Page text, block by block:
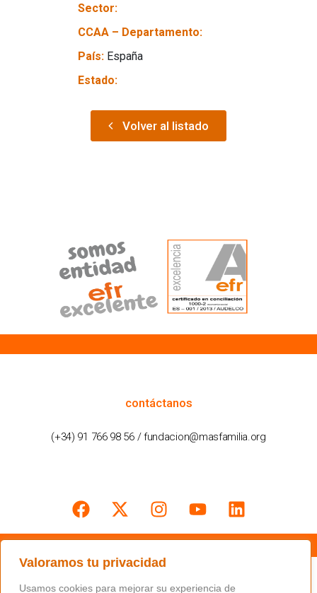
Valoramos tu privacidad
Usamos cookies para mejorar su experiencia de
Sector:
CCAA – Departamento:
País: España
Estado:
Volver al listado
contáctanos
(+34) 91 766 98 56 / fundacion@masfamilia.org